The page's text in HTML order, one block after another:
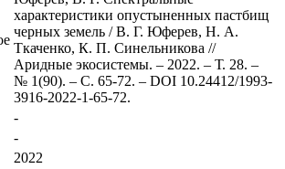
характеристики опустыненных пастбищ
черных земель / В. Г. Юферев, Н. А.
Ткаченко, К. П. Синельникова //
Аридные экосистемы. – 2022. – Т. 28. –
№ 1(90). – С. 65-72. – DOI 10.24412/1993-
3916-2022-1-65-72.
-
-
2022